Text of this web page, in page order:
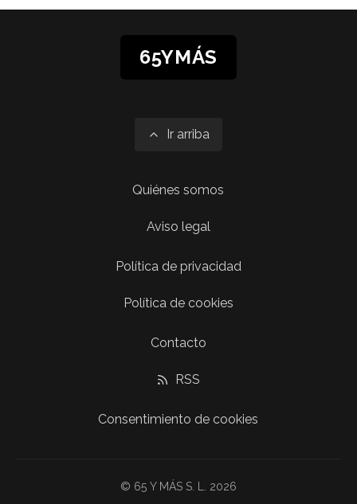
65YMÁS
Ir arriba
Quiénes somos
Aviso legal
Política de privacidad
Política de cookies
Contacto
RSS
Consentimiento de cookies
© 65 Y MÁS S. L. 2026